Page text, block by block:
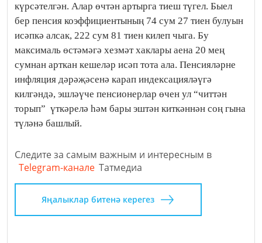
күрсәтелгән. Алар өчтән артырга тиеш түгел. Быел
бер пенсия коэффициентының 74 сум 27 тиен булуын
исәпкә алсак, 222 сум 81 тиен килеп чыга. Бу
максималь өстәмәгә хезмәт хаклары аена 20 мең
сумнан арткан кешеләр исәп тота ала. Пенсияләрне
инфляция дәрәҗәсенә карап индексацияләүгә
килгәндә, эшләүче пенсионерлар өчен ул “читтән
торып” үткәрелә һәм бары эштән киткәннән соң гына
түләнә башлый.
Следите за самым важным и интересным в
Telegram-канале Татмедиа
Яңалыклар битенә керегез